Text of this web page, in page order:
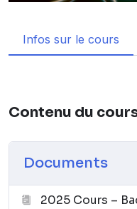
Infos sur le cours
Contenu du
Documents
2025 Cours –